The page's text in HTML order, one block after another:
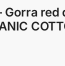
Gorra